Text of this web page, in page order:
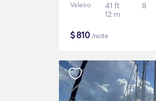
Veleiro
41 ft
12 m
8
$810 /noite